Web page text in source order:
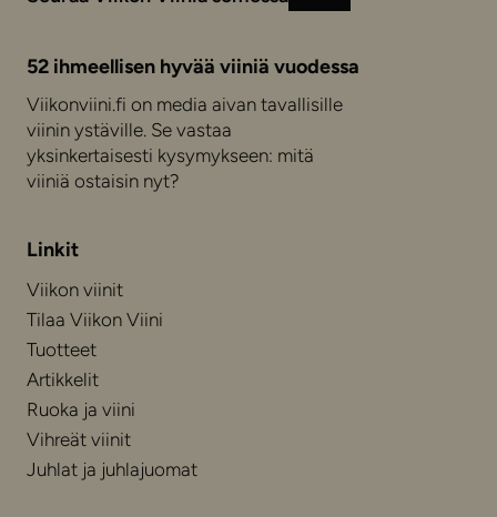
Instagram
Facebook
52 ihmeellisen hyvää viiniä vuodessa
Viikonviini.fi on media aivan tavallisille
viinin ystäville. Se vastaa
yksinkertaisesti kysymykseen: mitä
viiniä ostaisin nyt?
Linkit
Viikon viinit
Tilaa Viikon Viini
Tuotteet
Artikkelit
Ruoka ja viini
Vihreät viinit
Juhlat ja juhlajuomat